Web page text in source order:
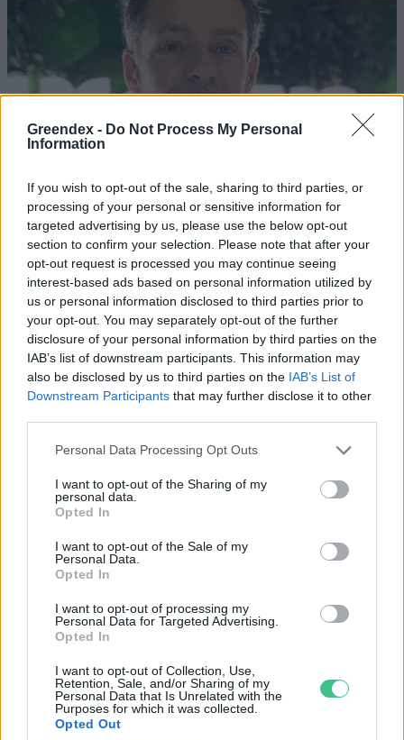
Greendex - Do Not Process My Personal
Information
If you wish to opt-out of the sale, sharing to third parties, or
processing of your personal or sensitive information for
targeted advertising by us, please use the below opt-out
section to confirm your selection. Please note that after your
opt-out request is processed you may continue seeing
interest-based ads based on personal information utilized by
us or personal information disclosed to third parties prior to
your opt-out. You may separately opt-out of the further
disclosure of your personal information by third parties on the
IAB’s list of downstream participants. This information may
also be disclosed by us to third parties on the IAB’s List of
Downstream Participants that may further disclose it to other
Personal Data Processing Opt Outs
I want to opt-out of the Sharing of my
personal data.
Opted In
I want to opt-out of the Sale of my
Personal Data.
Opted In
I want to opt-out of processing my
Personal Data for Targeted Advertising.
Opted In
I want to opt-out of Collection, Use,
Retention, Sale, and/or Sharing of my
Personal Data that Is Unrelated with the
Purposes for which it was collected.
Opted Out
Rekord alacsony a Velencei-tó vízszintje. Alkalmazkodási válság
vagy ökológiai katasztrófa? Dr. Boromisza Zsomborral jártuk körbe
a tó múltját, jelenét, jövőjét.
Mit tehetünk a hazai erdőtüzek
ÉLŐ BOLYGÓNK
Tombol a hőség és az aszály, mégis
nő a klímaszkepticizmus
ÉLŐ BOLYGÓNK